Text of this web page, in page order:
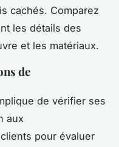
cachés. Comparez
les détails des
et les matériaux.
de
de vérifier ses
aux
pour évaluer